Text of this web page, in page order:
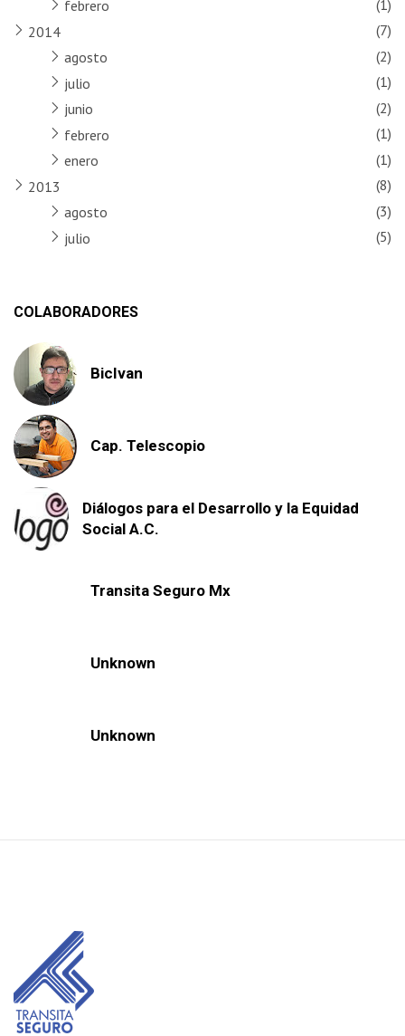
febrero
(1)
2014
(7)
agosto
(2)
julio
(1)
junio
(2)
febrero
(1)
enero
(1)
2013
(8)
agosto
(3)
julio
(5)
COLABORADORES
BicIvan
Cap. Telescopio
Diálogos para el Desarrollo y la Equidad
Social A.C.
Transita Seguro Mx
Unknown
Unknown